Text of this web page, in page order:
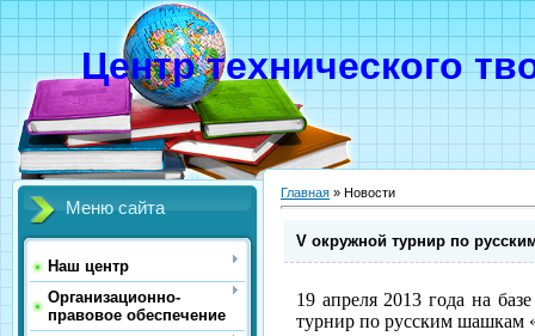
Центр технического
Меню сайта
Наш центр
Организационно-
правовое обеспечение
Главная » Новости
V окружной турнир по
19 апреля 2013 года на
турнир по русским шашкам